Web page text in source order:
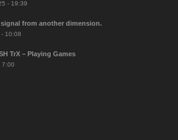
- 19:39
signal from another dimension.
10:08
TrX – Playing Games
7:00